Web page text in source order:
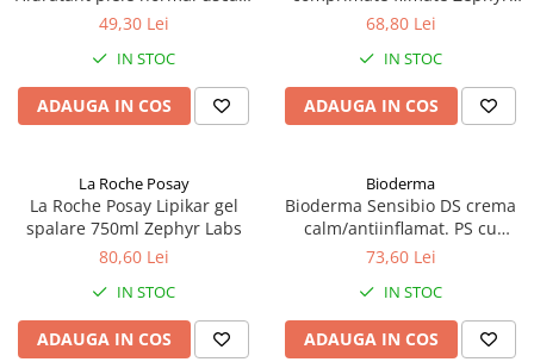
236 ml Zephyr Labs
49,30 Lei
IN STOC
ADAUGA IN COS
Labs
68,80 Lei
IN STOC
ADAUGA IN COS
La Roche Posay
La Roche Posay Lipikar gel
spalare 750ml Zephyr Labs
80,60 Lei
IN STOC
ADAUGA IN COS
Bioderma
Bioderma Sensibio DS crema
calm/antiinflamat. PS cu
roseata 40ml Zephyr Labs
73,60 Lei
IN STOC
ADAUGA IN COS